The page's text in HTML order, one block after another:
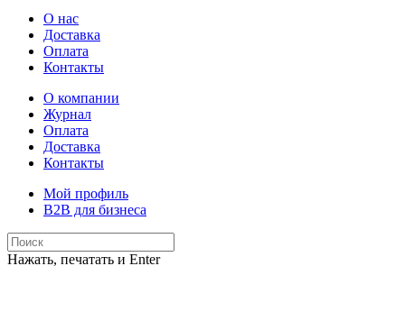
О нас
Доставка
Оплата
Контакты
О компании
Журнал
Оплата
Доставка
Контакты
Мой профиль
B2B для бизнеса
Нажать, печатать и Enter